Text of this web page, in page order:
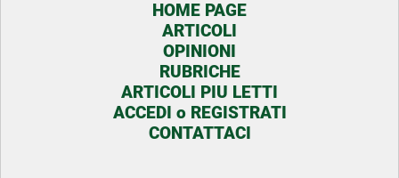
HOME PAGE
ARTICOLI
OPINIONI
RUBRICHE
ARTICOLI PIU LETTI
ACCEDI o REGISTRATI
CONTATTACI